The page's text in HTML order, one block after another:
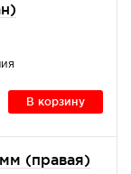
В корзину
(правая)